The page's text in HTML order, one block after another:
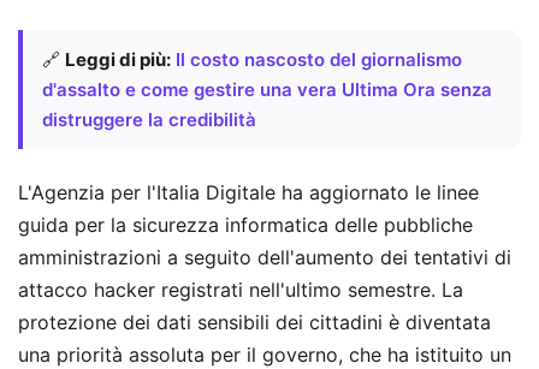
🔗 Leggi di più: Il costo nascosto del giornalismo
d'assalto e come gestire una vera Ultima Ora senza
distruggere la credibilità
L'Agenzia per l'Italia Digitale ha aggiornato le linee
guida per la sicurezza informatica delle pubbliche
amministrazioni a seguito dell'aumento dei tentativi di
attacco hacker registrati nell'ultimo semestre. La
protezione dei dati sensibili dei cittadini è diventata
una priorità assoluta per il governo, che ha istituito un